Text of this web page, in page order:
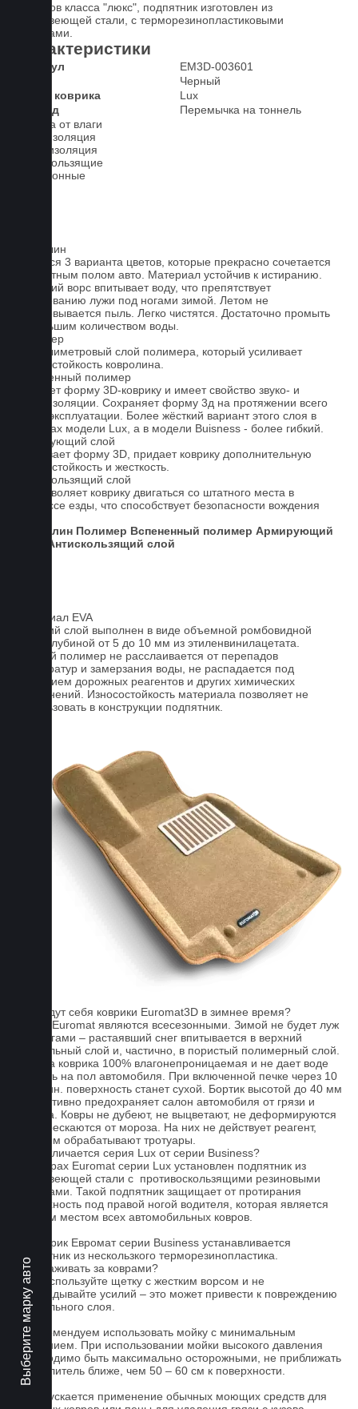
Выберите марку авто
У ковров класса "люкс", подпятник изготовлен из
нержавеющей стали, с терморезинопластиковыми
вставками.
Характеристики
Артикул
EM3D-003601
Черный
Класс коврика
Lux
2-й ряд
Перемычка на тоннель
Защита от влаги
Шумоизоляция
Теплоизоляция
Антискользящие
Всесезонные
Ковролин
Имеется 3 варианта цветов, которые прекрасно сочетается
со штатным полом авто. Материал устойчив к истиранию.
Короткий ворс впитывает воду, что препятствует
образованию лужи под ногами зимой. Летом не
образовывается пыль. Легко чистятся. Достаточно промыть
небольшим количеством воды.
Полимер
1-миллиметровый слой полимера, который усиливает
износостойкость ковролина.
Вспененный полимер
Придает форму 3D-коврику и имеет свойство звуко- и
теплоизоляции. Сохраняет форму 3д на протяжении всего
срока эксплуатации. Более жёсткий вариант этого слоя в
ковриках модели Lux, а в модели Buisness - более гибкий.
Армирующий слой
Усиливает форму 3D, придает коврику дополнительную
износостойкость и жесткость.
Антискользящий слой
Не позволяет коврику двигаться со штатного места в
процессе езды, что способствует безопасности вождения
Ковролин Полимер Вспененный полимер Армирующий
Антискользящий слой
Материал EVA
Верхний слой выполнен в виде объемной ромбовидной
сетки глубиной от 5 до 10 мм из этиленвинилацетата.
Данный полимер не расслаивается от перепадов
температур и замерзания воды, не распадается под
действием дорожных реагентов и других химических
загрязнений. Износостойкость материала позволяет не
использовать в конструкции подпятник.
Как ведут себя коврики Euromat3D в зимнее время?
Ковры Euromat являются всесезонными. Зимой не будет луж
под ногами – растаявший снег впитывается в верхний
текстильный слой и, частично, в пористый полимерный слой.
Основа коврика 100% влагонепроницаемая и не дает воде
попасть на пол автомобиля. При включенной печке через 10
- 15 мин. поверхность станет сухой. Бортик высотой до 40 мм
эффективно предохраняет салон автомобиля от грязи и
мусора. Ковры не дубеют, не выцветают, не деформируются
и не трескаются от мороза. На них не действует реагент,
которым обрабатывают тротуары.
Чем отличается серия Lux от серии Business?
На коврах Euromat серии Lux установлен подпятник из
нержавеющей стали с противоскользящими резиновыми
вставками. Такой подпятник защищает от протирания
поверхность под правой ногой водителя, которая является
слабым местом всех автомобильных ковров.
На коврик Евромат серии Business устанавливается
подпятник из нескользкого терморезинопластика.
Как ухаживать за коврами?
1.Не используйте щетку с жестким ворсом и не
прикладывайте усилий – это может привести к повреждению
текстильного слоя.
2. Рекомендуем использовать мойку с минимальным
давлением. При использовании мойки высокого давления
необходимо быть максимально осторожными, не приближать
распылитель ближе, чем 50 – 60 см к поверхности.
3. Допускается применение обычных моющих средств для